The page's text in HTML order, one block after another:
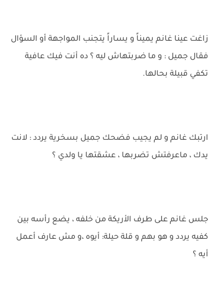
زاغت عينا غانم يميناً و يساراً يتجنب المواجهة أو السؤال
فقال جميل : و ما ضربتهاش ليه ؟ ده أنت فيك عافية
تكفي قبيلة بحالها.
ارتبك غانم و لم يجيب فضحك جميل بسخرية يردد : لانت
يدك ، ماعرفتش تضربها ، عشقتها يا ولدي ؟
جلس غانم على طرف الأريكة من خلفه ، يضع رأسه بين
كفيه يردد و هو بهم و قلة حيلة: أيوه ،و مش عارف أعمل
أيه ؟